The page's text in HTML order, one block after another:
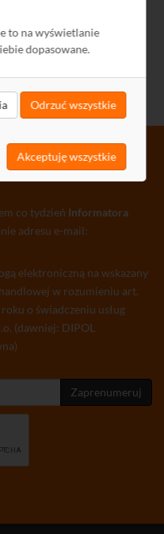
to na wyświetlanie
dopasowane.
Odrzuć wszystkie
Akceptuję wszystkie
WLAN
co tydzień Informatora
adresu e-mail:
elektroniczną na wskazany
w rozumieniu art.
o świadczeniu usług
(dawniej: DIPOL
Zaprenumeruj